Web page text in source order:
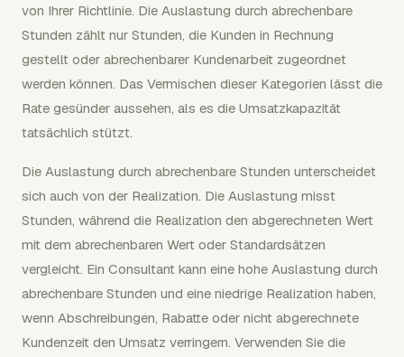
von Ihrer Richtlinie. Die Auslastung durch abrechenbare
Stunden zählt nur Stunden, die Kunden in Rechnung
gestellt oder abrechenbarer Kundenarbeit zugeordnet
werden können. Das Vermischen dieser Kategorien lässt die
Rate gesünder aussehen, als es die Umsatzkapazität
tatsächlich stützt.
Die Auslastung durch abrechenbare Stunden unterscheidet
sich auch von der Realization. Die Auslastung misst
Stunden, während die Realization den abgerechneten Wert
mit dem abrechenbaren Wert oder Standardsätzen
vergleicht. Ein Consultant kann eine hohe Auslastung durch
abrechenbare Stunden und eine niedrige Realization haben,
wenn Abschreibungen, Rabatte oder nicht abgerechnete
Kundenzeit den Umsatz verringern. Verwenden Sie die